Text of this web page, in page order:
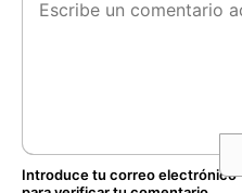
Introduce tu correo electrónico